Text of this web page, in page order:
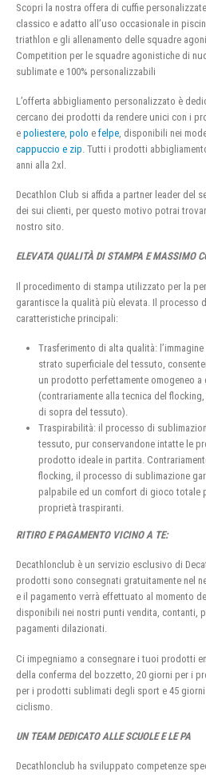
Scopri la nostra offera di cuffie
classico e adatto all’uso occasionale in
triathlon e gli allenamento delle squadre
Competition per le squadre agonistiche di
sublimate e 100% personalizzabili
L’offerta abbigliamento personalizzato è
cercano dei prodotti da rendere unici con i
e poliestere polo e felpe , disponibili nei
cappuccio e zip . Tutti i prodotti
anni alla 2xl.
Decathlon Club si affida a partner leader del
dei sui clienti, per questo motivo potrai
nostro sito.
ELEVATA QUALITÀ DI STAMPA E MASSIMO
Il procedimento di stampa utilizzato per la
garantisce la qualità più elevata. Il processo
caratteristiche principali:
Trasferimento di alta qualità:
strato superficiale del tessuto,
un prodotto perfettamente omogeneo
(contrariamente alla tecnica del flocking,
di sopra del tessuto).
Traspirabilità: il processo di
tessuto, pur conservandone intatte le
prodotto ideale in partita.
flocking, il processo di sublimazione
palpabile ed un comfort di gioco totale
proprietà traspiranti.
RITIRO E PAGAMENTO VICINO A TE:
Decathlonclub è un servizio esclusivo di
prodotti sono consegnati gratuitamente nel
e il pagamento verrà effettuato al momento
disponibili nei nostri punti vendita, contanti,
pagamenti dilazionati.
Ci impegniamo a consegnare i tuoi prodotti
della conferma del bozzetto, 20 giorni per i
per i prodotti sublimati degli sport e 45
ciclismo.
UN TEAM DEDICATO ALLE SCUOLE E LE PA
Decathlonclub ha sviluppato competenze